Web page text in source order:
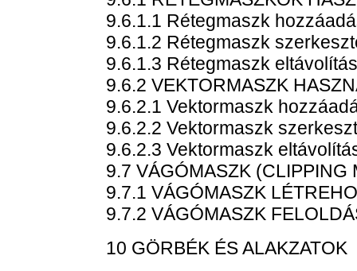
9.6.1.1 Rétegmaszk
9.6.1.2 Rétegmaszk
9.6.1.3 Rétegmaszk
9.6.2 VEKTORMASZK
9.6.2.1 Vektormaszk
9.6.2.2 Vektormaszk
9.6.2.3 Vektormaszk
9.7 VÁGÓMASZK (CLIPPING
9.7.1 VÁGÓMASZK
9.7.2 VÁGÓMASZK
10 GÖRBÉK ÉS ALAKZATOK